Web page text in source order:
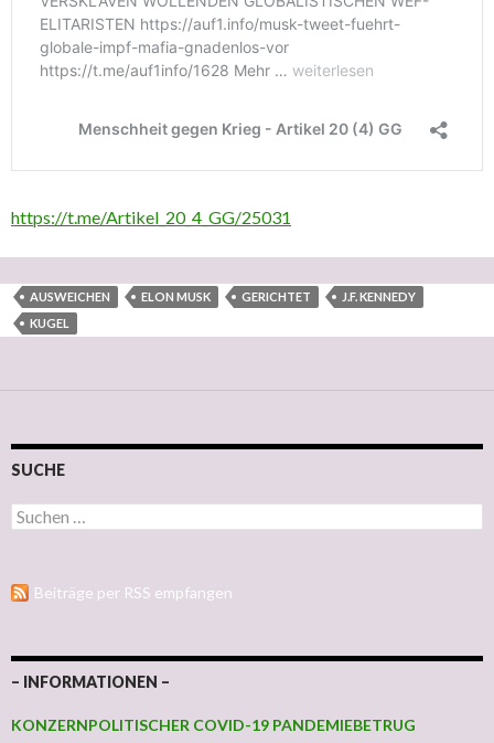
https://t.me/Artikel_20_4_GG/25031
AUSWEICHEN ELON MUSK GERICHTET
J.F. KENNEDY
KUGEL
SUCHE
Suchen nach:
Beiträge per RSS empfangen
– INFORMATIONEN –
KONZERNPOLITISCHER COVID-19 PANDEMIEBETRUG